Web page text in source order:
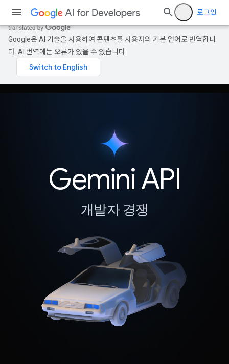
로그인
Google은 AI 기술을 사용하여 콘텐츠를 사용자의 기본 언어로 번역합니
다. AI 번역에는 오류가 있을 수 있습니다.
Gemini API
개발자 경쟁